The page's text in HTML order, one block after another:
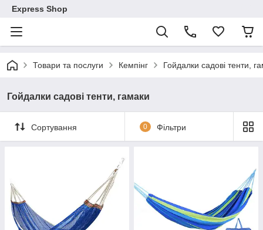
Express Shop
Товари та послуги Кемпінг Гойдалки садові тенти,
Гойдалки садові тенти, гамаки
Сортування 0 Фільтри